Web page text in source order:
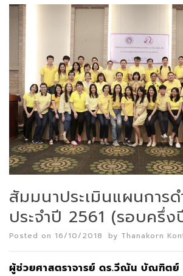
สัมมนาประเมินแผนการด
ประจำปี 2561 (รอบครึ่
Posted on 16/10/2018 by Thanakorn
ผู้ช่วยศาสตราจารย์ ดร.วีณัน บัณฑิตย์